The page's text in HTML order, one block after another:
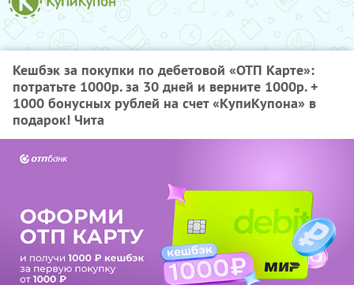
Кешбэк за покупки по дебетовой «ОТП Карте»:
потратьте 1000р. за 30 дней и верните 1000р. +
1000 бонусных рублей на счет «КупиКупона» в
подарок! Чита